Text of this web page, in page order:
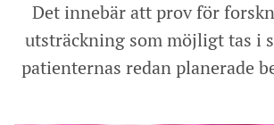
Det innebär att prov för
utsträckning som möjligt tas i
patienternas redan planerade